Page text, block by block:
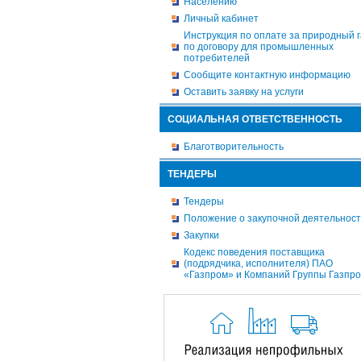
Личный кабинет
Инструкция по оплате за природный
по договору для промышленных
потребителей
Сообщите контактную информацию
Оставить заявку на услуги
СОЦИАЛЬНАЯ ОТВЕТСТВЕННОСТЬ
Благотворительность
ТЕНДЕРЫ
Тендеры
Положение о закупочной
Закупки
Кодекс поведения поставщика
(подрядчика, исполнителя) ПАО
«Газпром» и Компаний Группы